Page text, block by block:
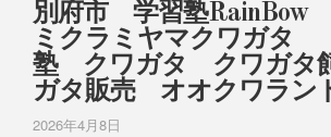
別府市 学習塾
ミクラミヤマクワガタ
塾 クワガタ クワガタ
ガタ販売 オオクワラン
2026年4月8日